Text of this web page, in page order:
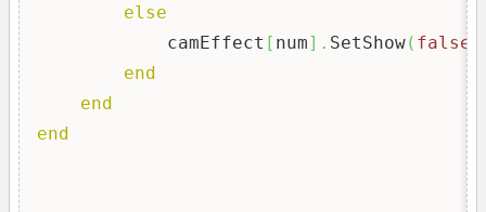
else
            camEffect
[ num] . SetShow( false
end
end
end